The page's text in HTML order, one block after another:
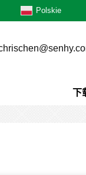
Polskie
下